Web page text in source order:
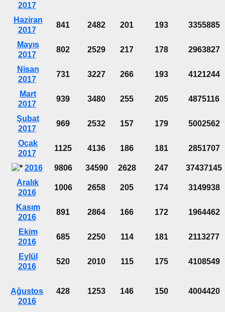
2017
Haziran
2017
841 2482 201 193 3355885
Mayıs
2017
802 2529 217 178 2963827
Nisan
2017
731 3227 266 193 4121244
Mart
2017
939 3480 255 205 4875116
Şubat
2017
969 2532 157 179 5002562
Ocak
2017
1125 4136 186 181 2851707
2016 9806 34590 2628 247
37437145
Aralık
2016
1006 2658 205 174 3149938
Kasım
2016
891 2864 166 172 1964462
Ekim
2016
685 2250 114 181 2113277
Eylül
2016
520 2010 115 175 4108549
Ağustos
2016
428 1253 146 150 4004420